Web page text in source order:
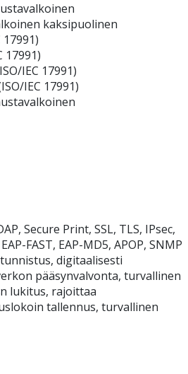
kaksipuolinen
17991)
IEC 17991)
IEC 17991)
Secure Print, SSL, TLS, IPsec,
FAST, EAP-MD5, APOP, SNMP
digitaalisesti
pääsynvalvonta, turvallinen
lukitus, rajoittaa
tallennus, turvallinen